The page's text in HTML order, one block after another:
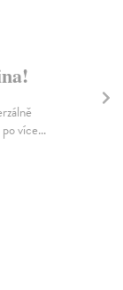
komparaci 1
ktorý sa orientuje
dejiny slavistiky a